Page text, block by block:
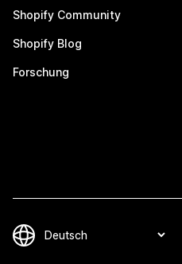
Shopify Community
Shopify Blog
Forschung